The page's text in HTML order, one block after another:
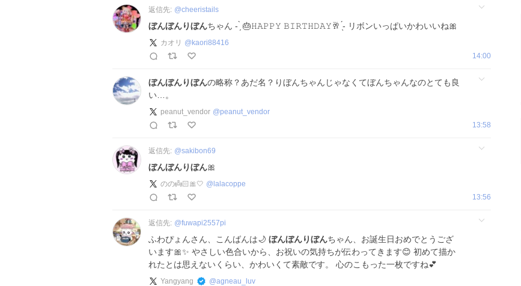
返信先: @cheeristails
ぼんぼんりぼんちゃん - ̗̀ 🎂𝙷𝙰𝙿𝙿𝚈 𝙱𝙸𝚁𝚃𝙷𝙳𝙰𝚈🥂 ̖́- リボンいっぱいかわいいね🎀
カオリ @ kaori88416
14:00
ぼんぼんりぼんの略称？あだ名？りぼんちゃんじゃなくてぼんちゃんなのとても良
い…。
peanut_vendor @peanut_vendor
13:58
返信先: @sakibon69
ぼんぼんりぼん🎀
のの👼🏻🎀🤍 @ lalacoppe
13:56
返信先: @fuwapi2557pi
ふわぴょんさん、こんばんは🌙 ぼんぼんりぼんちゃん、お誕生日おめでとうござ
います🎀✨ やさしい色合いから、お祝いの気持ちが伝わってきます😊 初めて描か
れたとは思えないくらい、かわいくて素敵です。 心のこもった一枚ですね💕
Yangyang @agneau_luv